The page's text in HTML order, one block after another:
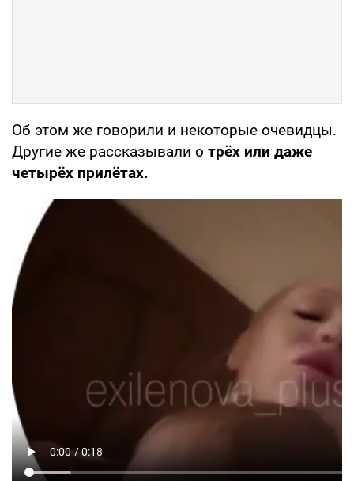
Об этом же говорили и некоторые очевидцы.
Другие же рассказывали о трёх или даже
четырёх прилётах.